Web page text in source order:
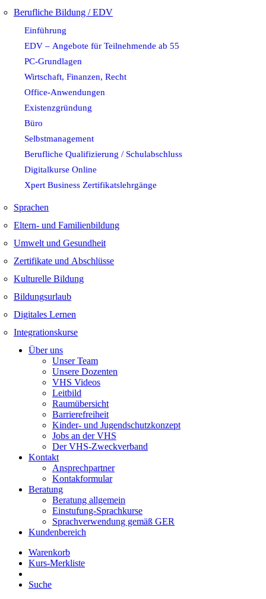
Berufliche Bildung / EDV
Einführung
EDV – Angebote für Teilnehmende ab 55
PC-Grundlagen
Wirtschaft, Finanzen, Recht
Office-Anwendungen
Existenzgründung
Büro
Selbstmanagement
Berufliche Qualifizierung / Schulabschluss
Digitalkurse Online
Xpert Business Zertifikatslehrgänge
Sprachen
Eltern- und Familienbildung
Umwelt und Gesundheit
Zertifikate und Abschlüsse
Kulturelle Bildung
Bildungsurlaub
Digitales Lernen
Integrationskurse
Über uns
Unser Team
Unsere Dozenten
VHS Videos
Leitbild
Raumübersicht
Barrierefreiheit
Kinder- und Jugendschutzkonzept
Jobs an der VHS
Der VHS-Zweckverband
Kontakt
Ansprechpartner
Kontakformular
Beratung
Beratung allgemein
Einstufung-Sprachkurse
Sprachverwendung gemäß GER
Kundenbereich
Warenkorb
Kurs-Merkliste
Suche